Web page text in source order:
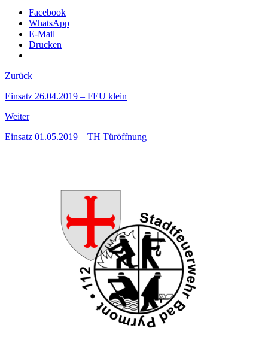
Facebook
WhatsApp
E-Mail
Drucken
Zurück
Einsatz 26.04.2019 – FEU klein
Weiter
Einsatz 01.05.2019 – TH Türöffnung